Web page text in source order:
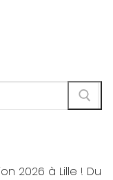
2026 à Lille ! Du